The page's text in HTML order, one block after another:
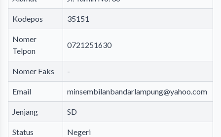
Kodepos 35151
Nomer
Telpon
0721251630
Nomer Faks -
Email minsembilanbandarlampung@yahoo.com
Jenjang SD
Status Negeri